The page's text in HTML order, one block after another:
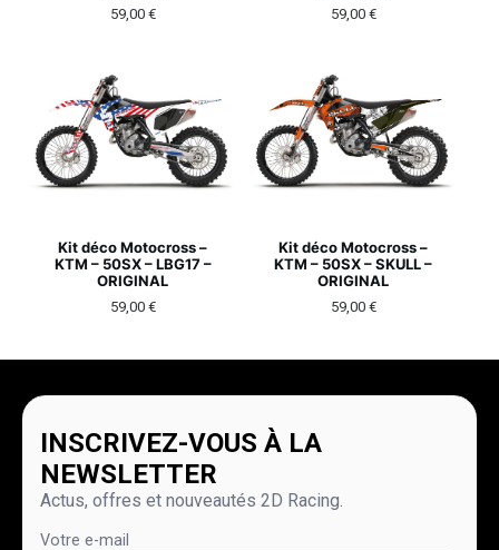
59,00 € 59,00 €
Kit déco Motocross –
KTM – 50SX – LBG17 –
ORIGINAL
59,00 €
Kit déco Motocross –
KTM – 50SX – SKULL –
ORIGINAL
59,00 €
INSCRIVEZ-VOUS À LA
NEWSLETTER
Actus, offres et nouveautés 2D Racing.
Votre e-mail